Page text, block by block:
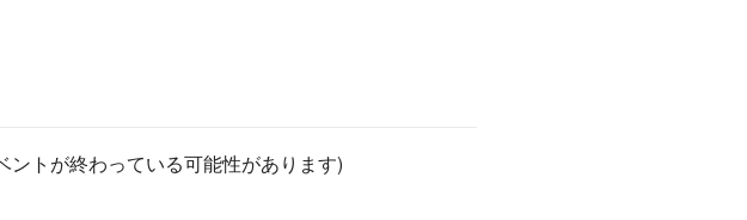
トが終わっている可能性があります)